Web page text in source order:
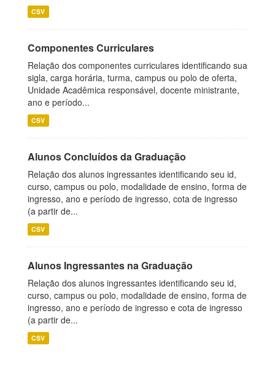
CSV
Componentes Curriculares
Relação dos componentes curriculares identificando sua
sigla, carga horária, turma, campus ou polo de oferta,
Unidade Acadêmica responsável, docente ministrante,
ano e período...
CSV
Alunos Concluídos da Graduação
Relação dos alunos ingressantes identificando seu id,
curso, campus ou polo, modalidade de ensino, forma de
ingresso, ano e período de ingresso, cota de ingresso
(a partir de...
CSV
Alunos Ingressantes na Graduação
Relação dos alunos ingressantes identificando seu id,
curso, campus ou polo, modalidade de ensino, forma de
ingresso, ano e período de ingresso e cota de ingresso
(a partir de...
CSV